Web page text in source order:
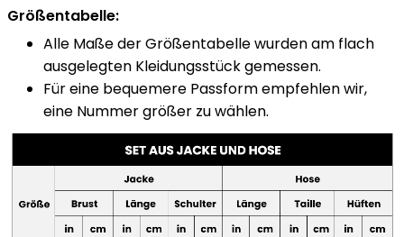
Größentabelle:
Alle Maße der Größentabelle wurden am flach
ausgelegten Kleidungsstück gemessen.
Für eine bequemere Passform empfehlen wir,
eine Nummer größer zu wählen.